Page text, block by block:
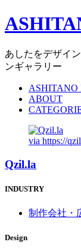
あしたをデザイ
ンギャラリー
ASHITANO
ABOUT
via https://
Qzil.la
INDUSTRY
制作会社・
Design